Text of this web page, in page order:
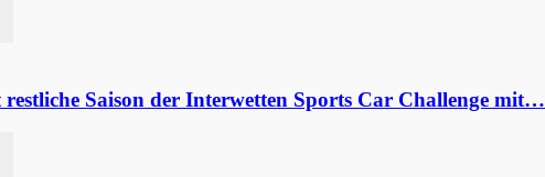
Saison der Interwetten Sports Car Challenge mit…